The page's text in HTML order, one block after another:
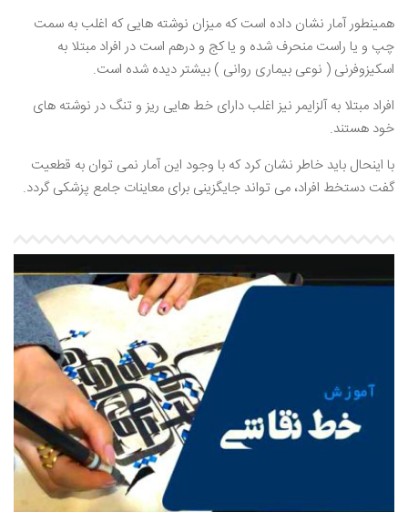
همینطور آمار نشان داده است که میزان نوشته هایی که اغلب به سمت
چپ و یا راست منحرف شده و یا کج و درهم است در افراد مبتلا به
اسکیزوفرنی ( نوعی بیماری روانی ) بیشتر دیده شده است.
افراد مبتلا به آلزایمر نیز اغلب دارای خط هایی ریز و تنگ در نوشته های
خود هستند.
با اینحال باید خاطر نشان کرد که با وجود این آمار نمی توان به قطعیت
گفت دستخط افراد، می تواند جایگزینی برای معاینات جامع پزشکی گردد.